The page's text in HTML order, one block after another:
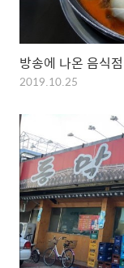
방송에 나온 음식
2019.10.25